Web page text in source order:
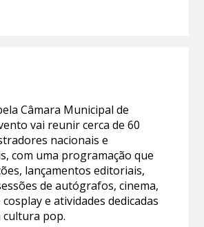
Câmara Municipal de
vai reunir cerca de 60
nacionais e
com uma programação que
lançamentos editoriais,
de autógrafos, cinema,
e atividades dedicadas
cultura pop.